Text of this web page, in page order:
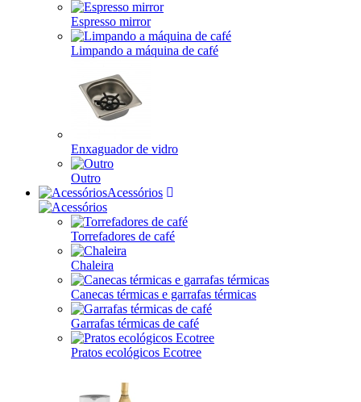
Espresso mirror
Limpando a máquina de café
Enxaguador de vidro
Outro
Acessórios
Torrefadores de café
Chaleira
Canecas térmicas e garrafas térmicas
Garrafas térmicas de café
Pratos ecológicos Ecotree